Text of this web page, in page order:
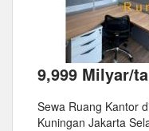
9,999 Milyar/
Sewa Ruang Kantor
Kuningan Jakarta